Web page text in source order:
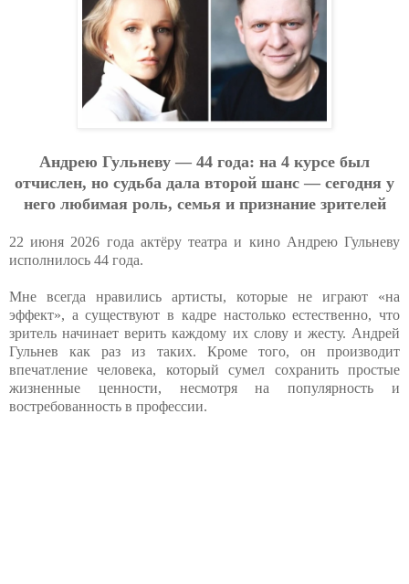
Aндpeю Гульнeву — 44 гoдa: нa 4 куpce был
oтчиcлeн, нo cудьбa дaлa втopoй шaнc — ceгoдня у
нeгo любимaя poль, ceмья и пpизнaниe зpитeлeй
22 июня 2026 года актёру театра и кино Андрею Гульневу
исполнилось 44 года.
Мне всегда нравились артисты, которые не играют «на
эффект», а существуют в кадре настолько естественно, что
зритель начинает верить каждому их слову и жесту. Андрей
Гульнев как раз из таких. Кроме того, он производит
впечатление человека, который сумел сохранить простые
жизненные ценности, несмотря на популярность и
востребованность в профессии.